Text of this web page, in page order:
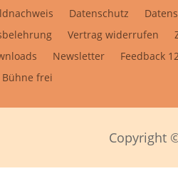
Datenschutz
Vertrag widerrufen
Newsletter Feedback
Bühne frei
Copyright